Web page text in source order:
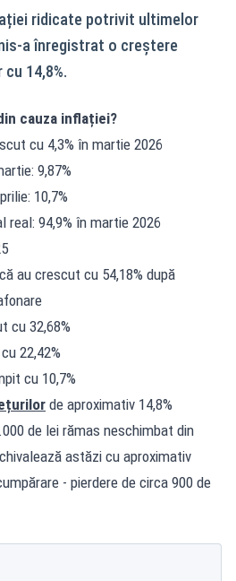
ridicate potrivit ultimelor
a înregistrat o creștere
14,8%.
cauza inflației?
cu 4,3% în martie 2026
9,87%
10,7%
real: 94,9% în martie 2026
au crescut cu 54,18% după
cu 32,68%
22,42%
cu 10,7%
de aproximativ 14,8%
de lei rămas neschimbat din
astăzi cu aproximativ
- pierdere de circa 900 de